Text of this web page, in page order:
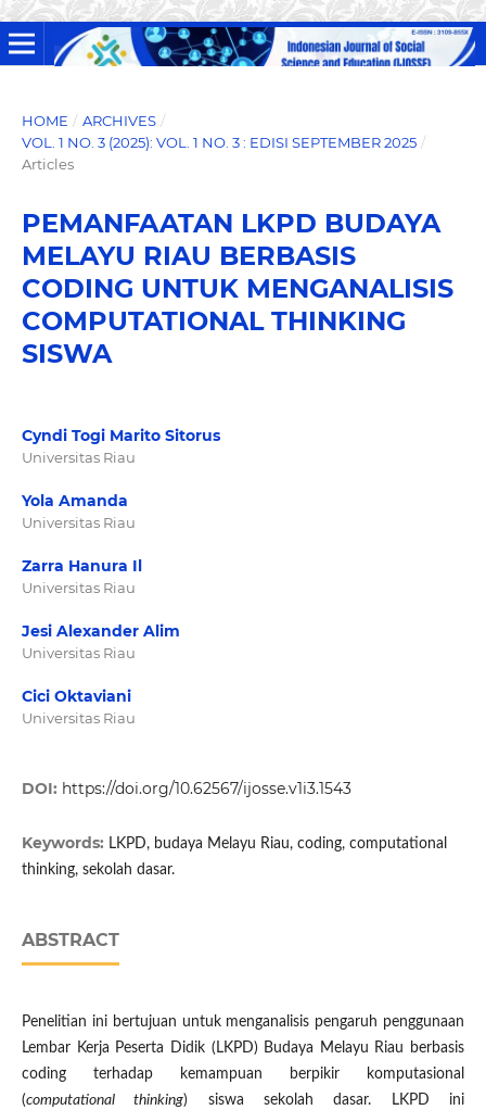
HOME / ARCHIVES /
VOL. 1 NO. 3 (2025): VOL. 1 NO. 3 : EDISI SEPTEMBER 2025 /
Articles
PEMANFAATAN LKPD BUDAYA
MELAYU RIAU BERBASIS
CODING UNTUK MENGANALISIS
COMPUTATIONAL THINKING
SISWA
Cyndi Togi Marito Sitorus
Universitas Riau
Yola Amanda
Universitas Riau
Zarra Hanura Il
Universitas Riau
Jesi Alexander Alim
Universitas Riau
Cici Oktaviani
Universitas Riau
DOI: https://doi.org/10.62567/ijosse.v1i3.1543
Keywords: LKPD, budaya Melayu Riau, coding, computational
thinking, sekolah dasar.
ABSTRACT
Penelitian ini bertujuan untuk menganalisis pengaruh penggunaan
Lembar Kerja Peserta Didik (LKPD) Budaya Melayu Riau berbasis
coding terhadap kemampuan berpikir komputasional
(computational thinking) siswa sekolah dasar. LKPD ini